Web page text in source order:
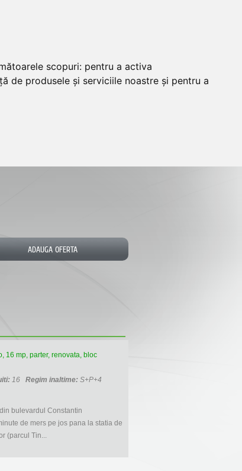
scopuri: pentru a activa
de produsele și serviciile noastre și pentru a
ADAUGA OFERTA
16 mp, parter, renovata, bloc
16 Regim inaltime:S+P+4
bulevardul Constantin
de mers pe jos pana la statia de
(parcul Tin...